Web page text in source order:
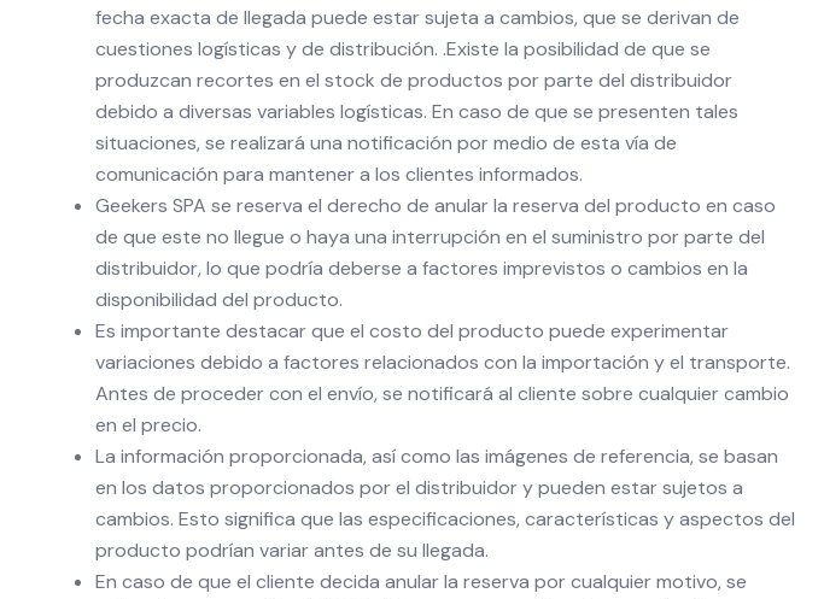
fecha exacta de llegada puede estar sujeta a cambios, que se derivan de
cuestiones logísticas y de distribución. .Existe la posibilidad de que se
produzcan recortes en el stock de productos por parte del distribuidor
debido a diversas variables logísticas. En caso de que se presenten tales
situaciones, se realizará una notificación por medio de esta vía de
comunicación para mantener a los clientes informados.
Geekers SPA se reserva el derecho de anular la reserva del producto en caso
de que este no llegue o haya una interrupción en el suministro por parte del
distribuidor, lo que podría deberse a factores imprevistos o cambios en la
disponibilidad del producto.
Es importante destacar que el costo del producto puede experimentar
variaciones debido a factores relacionados con la importación y el transporte.
Antes de proceder con el envío, se notificará al cliente sobre cualquier cambio
en el precio.
La información proporcionada, así como las imágenes de referencia, se basan
en los datos proporcionados por el distribuidor y pueden estar sujetos a
cambios. Esto significa que las especificaciones, características y aspectos del
producto podrían variar antes de su llegada.
En caso de que el cliente decida anular la reserva por cualquier motivo, se